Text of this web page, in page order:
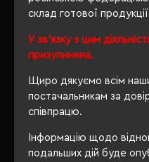
склад готової
У зв'язку з цим
призупинена.
Щиро дякуємо всім
постачальникам за
співпрацю.
Інформацію щодо
подальших дій буде